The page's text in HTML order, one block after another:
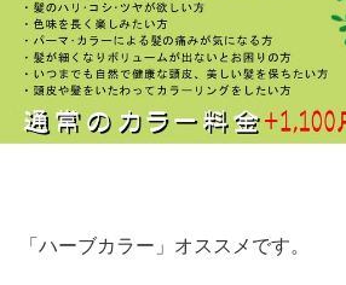
「ハーブカラー」オススメです。